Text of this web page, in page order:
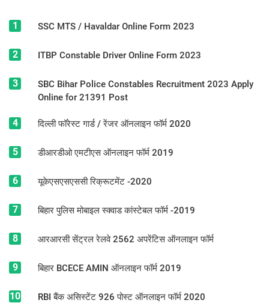
1 SSC MTS / Havaldar Online Form 2023
2 ITBP Constable Driver Online Form 2023
3
SBC Bihar Police Constables Recruitment 2023 Apply
Online for 21391 Post
4 दिल्ली फॉरेस्ट गार्ड / रेंजर ऑनलाइन फॉर्म 2020
5 डीआरडीओ एमटीएस ऑनलाइन फॉर्म 2019
6 यूकेएसएसएससी रिक्रूटमेंट -2020
7 बिहार पुलिस मोबाइल स्क्वाड कांस्टेबल फॉर्म -2019
8 आरआरसी सेंट्रल रेलवे 2562 अपरेंटिस ऑनलाइन फॉर्म
9 बिहार BCECE AMIN ऑनलाइन फॉर्म 2019
10 RBI बैंक असिस्टेंट 926 पोस्ट ऑनलाइन फॉर्म 2020